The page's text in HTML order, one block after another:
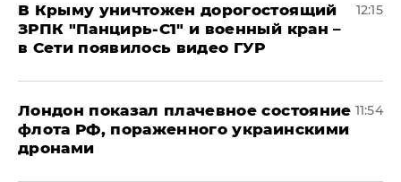
В Крыму уничтожен дорогостоящий
ЗРПК "Панцирь-С1" и военный кран –
в Сети появилось видео ГУР
12:15
Лондон показал плачевное состояние
флота РФ, пораженного украинскими
дронами
11:54